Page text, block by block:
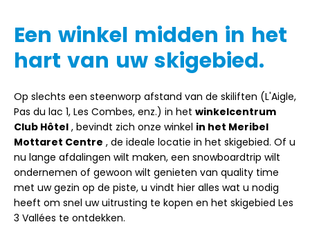
Een winkel midden in het
hart van uw skigebied.
Op slechts een steenworp afstand van de skiliften (L'Aigle,
Pas du lac 1, Les Combes, enz.) in het winkelcentrum
Club Hôtel , bevindt zich onze winkel in het Meribel
Mottaret Centre , de ideale locatie in het skigebied. Of u
nu lange afdalingen wilt maken, een snowboardtrip wilt
ondernemen of gewoon wilt genieten van quality time
met uw gezin op de piste, u vindt hier alles wat u nodig
heeft om snel uw uitrusting te kopen en het skigebied Les
3 Vallées te ontdekken.